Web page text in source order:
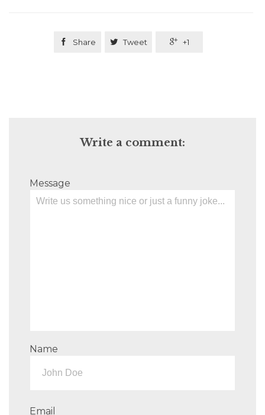
 Share  Tweet  +1
Write a comment:
Message
Name
Email